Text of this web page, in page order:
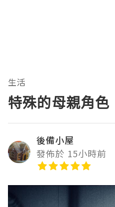
生活
特殊的母親角色
後備小屋
發佈於 15小時前